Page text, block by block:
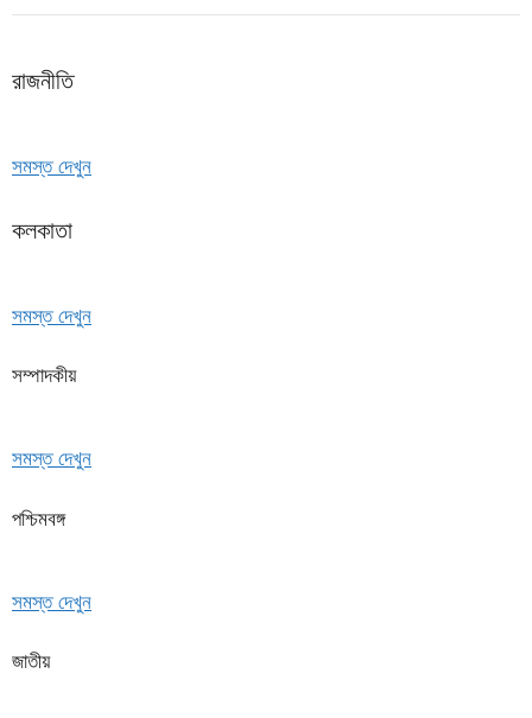
রাজনীতি
সমস্ত দেখুন
কলকাতা
সমস্ত দেখুন
সম্পাদকীয়
সমস্ত দেখুন
পশ্চিমবঙ্গ
সমস্ত দেখুন
জাতীয়